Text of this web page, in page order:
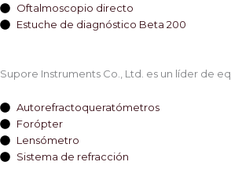
Oftalmoscopio directo
Estuche de diagnóstico Beta 200
Supore Instruments Co., Ltd. es un líder de
Autorefractoqueratómetros
Forópter
Lensómetro
Sistema de refracción